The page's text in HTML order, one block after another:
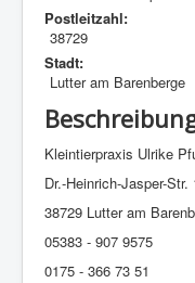
Postleitzahl:
38729
Stadt:
Lutter am Barenberge
Kleintierpraxis Ulrike
Dr.-Heinrich-Jasper-Str.
38729 Lutter am
05383 - 907 9575
0175 - 366 73 51